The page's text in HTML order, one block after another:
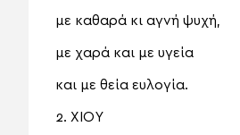
με καθαρά κι αγνή ψυχή,
με χαρά και με υγεία
και με θεία ευλογία.
2. ΧΙΟΥ